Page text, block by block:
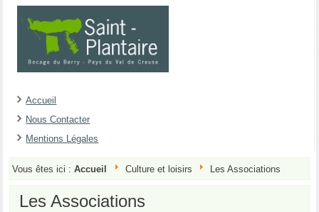
Accueil
Nous Contacter
Mentions Légales
Vous êtes ici :Accueil Culture et loisirs Les Associations
Les Associations